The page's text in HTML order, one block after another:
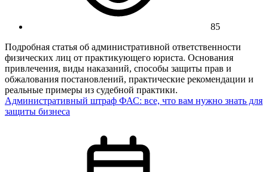
85
Подробная статья об административной ответственности
физических лиц от практикующего юриста. Основания
привлечения, виды наказаний, способы защиты прав и
обжалования постановлений, практические рекомендации и
реальные примеры из судебной практики.
Административный штраф ФАС: все, что вам нужно знать для
защиты бизнеса